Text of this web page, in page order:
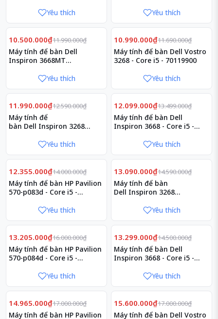
Yêu thích
Yêu thích
Giảm12%
10.500.000₫11.990.000₫
Máy tính để bàn Dell
Inspiron 3668MT
Yêu thích
Giảm6%
10.990.000₫11.690.000₫
Máy tính để bàn Dell Vostro
3268 - Core i5 - 70119900
Yêu thích
Giảm5%
11.990.000₫12.590.000₫
Máy tính để
bàn Dell Inspiron 3268
Yêu thích
Giảm10%
12.099.000₫13.499.000₫
Máy tính để bàn Dell
Inspiron 3668 - Core i5 -
Yêu thích
Giảm12%
12.355.000₫14.000.000₫
Máy tính để bàn HP Pavilion
570-p083d - Core i5 -
Yêu thích
Giảm10%
13.090.000₫14.590.000₫
Máy tính để bàn
Dell Inspiron 3268
Yêu thích
Giảm17%
13.205.000₫16.000.000₫
Máy tính để bàn HP Pavilion
570-p084d - Core i5 -
Yêu thích
Giảm8%
13.299.000₫14.500.000₫
Máy tính để bàn Dell
Inspiron 3668 - Core i5 -
Yêu thích
Giảm12%
14.965.000₫17.000.000₫
Máy tính để bàn HP Pavilion
Giảm8%
15.600.000₫17.000.000₫
Máy tính để bàn Dell Vostro